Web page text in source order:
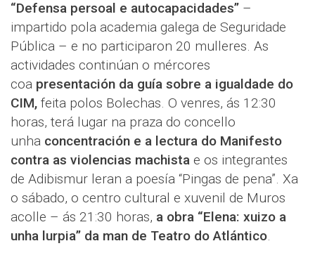
“Defensa persoal e autocapacidades” –
impartido pola academia galega de Seguridade
Pública – e no participaron 20 mulleres. As
actividades continúan o mércores
coa presentación da guía sobre a igualdade do
CIM, feita polos Bolechas. O venres, ás 12:30
horas, terá lugar na praza do concello
unha concentración e a lectura do Manifesto
contra as violencias machista e os integrantes
de Adibismur leran a poesía “Pingas de pena”. Xa
o sábado, o centro cultural e xuvenil de Muros
acolle – ás 21:30 horas, a obra “Elena: xuizo a
unha lurpia” da man de Teatro do Atlántico.